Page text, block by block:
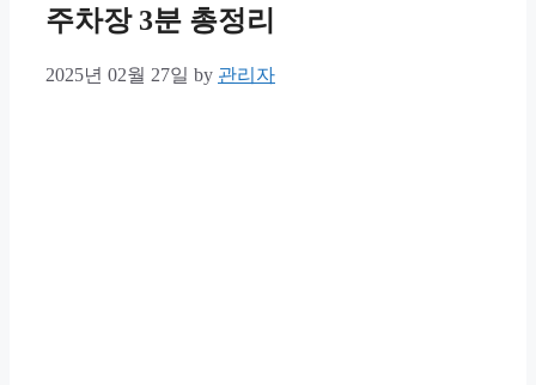
주차장 3분 총정리
2025년 02월 27일 by 관리자